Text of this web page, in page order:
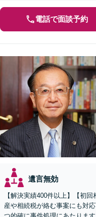
電話で面談予約
遺言無効
【解決実績400件以上】【初
産や相続税が絡む事案にも対
つ的確に事件処理にあたりま